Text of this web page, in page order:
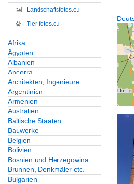
Landschaftsfotos.eu
Tier-fotos.eu
Afrika
Ägypten
Albanien
Andorra
Architekten, Ingenieure
Argentinien
Armenien
Australien
Baltische Staaten
Bauwerke
Belgien
Bolivien
Bosnien und Herzegowina
Brunnen, Denkmäler etc.
Bulgarien